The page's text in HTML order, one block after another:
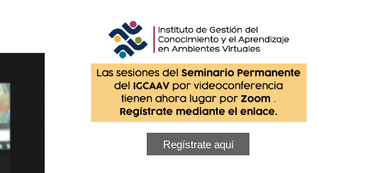
Regístrate aquí